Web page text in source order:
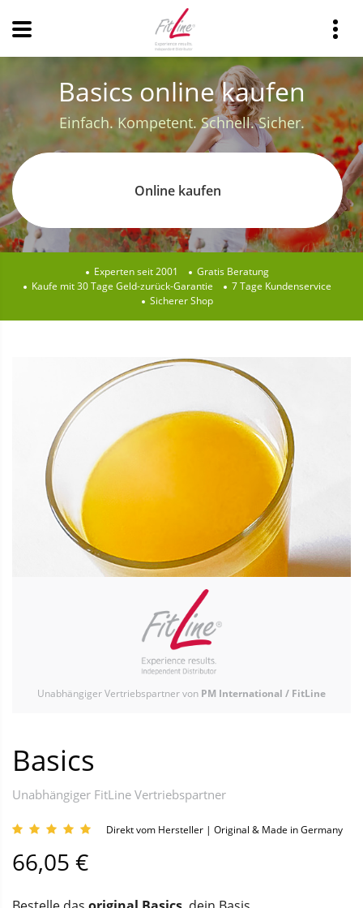
Basics online kaufen
Einfach. Kompetent. Schnell. Sicher.
Online kaufen
Experten seit 2001
Gratis Beratung
Kaufe mit 30 Tage Geld-zurück-Garantie
7 Tage Kundenservice
Sicherer Shop
Unabhängiger Vertriebspartner von PM International / FitLine
Basics
Unabhängiger FitLine Vertriebspartner
Direkt vom Hersteller | Original & Made in Germany
66,05 €